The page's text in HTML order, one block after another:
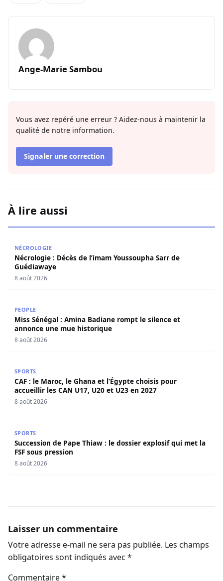
Ange-Marie Sambou
Vous avez repéré une erreur ? Aidez-nous à maintenir la
qualité de notre information.
Signaler une correction
À lire aussi
NÉCROLOGIE
Nécrologie : Décès de l’imam Youssoupha Sarr de
Guédiawaye
8 août 2026
PEOPLE
Miss Sénégal : Amina Badiane rompt le silence et
annonce une mue historique
8 août 2026
SPORTS
CAF : le Maroc, le Ghana et l’Égypte choisis pour
accueillir les CAN U17, U20 et U23 en 2027
8 août 2026
SPORTS
Succession de Pape Thiaw : le dossier explosif qui met la
FSF sous pression
8 août 2026
Laisser un commentaire
Votre adresse e-mail ne sera pas publiée. Les champs
obligatoires sont indiqués avec *
Commentaire*